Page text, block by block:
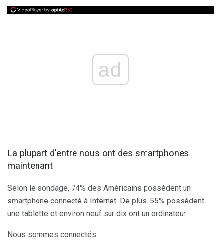
ad
La plupart d'entre nous ont des smartphones
maintenant
Selon le sondage, 74% des Américains possèdent un
smartphone connecté à Internet. De plus, 55% possèdent
une tablette et environ neuf sur dix ont un ordinateur.
Nous sommes connectés.